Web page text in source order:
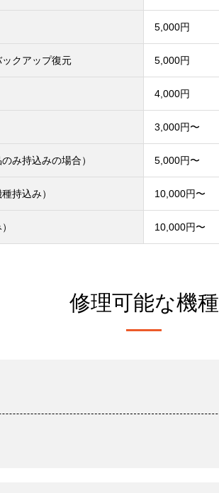
5,000円
クアップ復元 5,000円
4,000円
3,000円〜
み持込みの場合） 5,000円〜
持込み） 10,000円〜
10,000円〜
修理可能な機種